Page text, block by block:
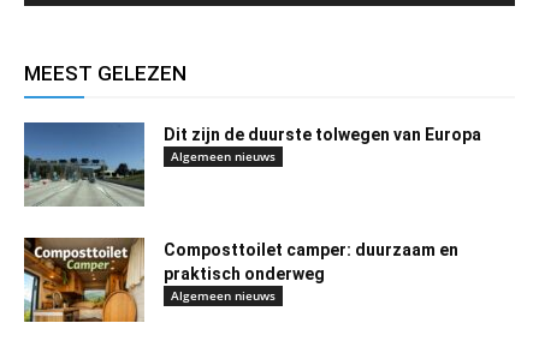
MEEST GELEZEN
Dit zijn de duurste tolwegen van Europa
Algemeen nieuws
Composttoilet camper: duurzaam en
praktisch onderweg
Algemeen nieuws